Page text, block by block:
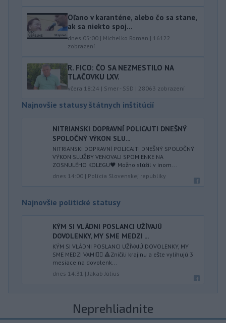
Oľano v karanténe, alebo čo sa stane,
ak sa niekto spoj...
dnes 05:00 | Michelko Roman | 16122
zobrazení
R. FICO: ČO SA NEZMESTILO NA
TLAČOVKU LXV.
včera 18:24 | Smer - SSD | 28063 zobrazení
Najnovšie statusy štátnych inštitúcií
NITRIANSKI DOPRAVNÍ POLICAJTI DNEŠNÝ
SPOLOČNÝ VÝKON SLU...
NITRIANSKI DOPRAVNÍ POLICAJTI DNEŠNÝ SPOLOČNÝ
VÝKON SLUŽBY VENOVALI SPOMIENKE NA
ZOSNULÉHO KOLEGU🖤 Možno slúžil v inom...
dnes 14:00 | Polícia Slovenskej republiky
Najnovšie politické statusy
KÝM SI VLÁDNI POSLANCI UŽÍVAJÚ
DOVOLENKY, MY SME MEDZI ...
KÝM SI VLÁDNI POSLANCI UŽÍVAJÚ DOVOLENKY, MY
SME MEDZI VAMI👍🏻 🔺Zničili krajinu a ešte vylihujú 3
mesiace na dovolenk...
dnes 14:31 |Jakab Július
Neprehliadnite